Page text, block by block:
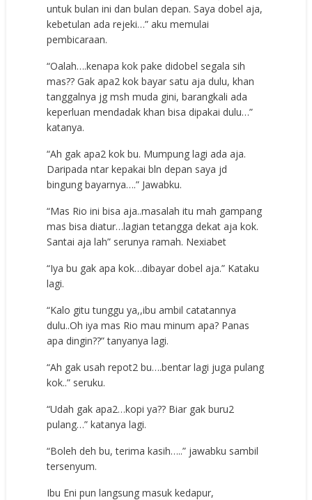
untuk bulan ini dan bulan depan. Saya dobel aja,
kebetulan ada rejeki…” aku memulai
pembicaraan.
“Oalah….kenapa kok pake didobel segala sih
mas?? Gak apa2 kok bayar satu aja dulu, khan
tanggalnya jg msh muda gini, barangkali ada
keperluan mendadak khan bisa dipakai dulu…”
katanya.
“Ah gak apa2 kok bu. Mumpung lagi ada aja.
Daripada ntar kepakai bln depan saya jd
bingung bayarnya….” Jawabku.
“Mas Rio ini bisa aja..masalah itu mah gampang
mas bisa diatur…lagian tetangga dekat aja kok.
Santai aja lah” serunya ramah. Nexiabet
“Iya bu gak apa kok…dibayar dobel aja.” Kataku
lagi.
“Kalo gitu tunggu ya,,ibu ambil catatannya
dulu..Oh iya mas Rio mau minum apa? Panas
apa dingin??” tanyanya lagi.
“Ah gak usah repot2 bu….bentar lagi juga pulang
kok..” seruku.
“Udah gak apa2…kopi ya?? Biar gak buru2
pulang…” katanya lagi.
“Boleh deh bu, terima kasih…..” jawabku sambil
tersenyum.
Ibu Eni pun langsung masuk kedapur,